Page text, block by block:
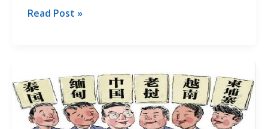
SDG6.5.1
Research
at
County
Level
Read Post »